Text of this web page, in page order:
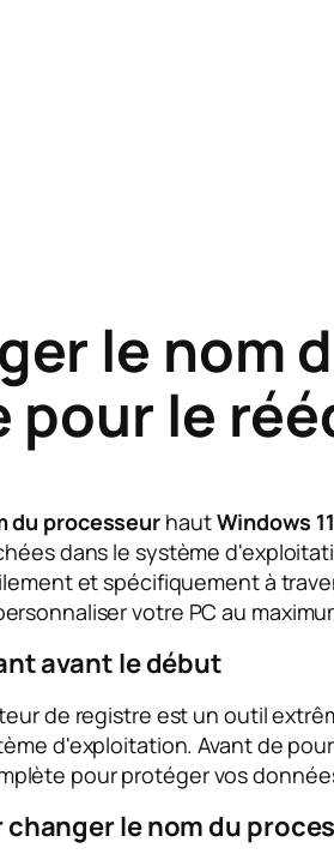
le nom
pour le
du processeur hautWindows 11
dans le système
et spécifiquement à
votre PC au
avant le début
de registre est un outil
d'exploitation. Avant de
pour protéger vos
le nom du